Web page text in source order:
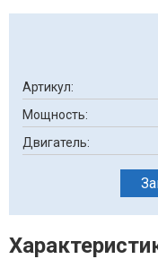
Артикул:
Мощность:
Двигатель: